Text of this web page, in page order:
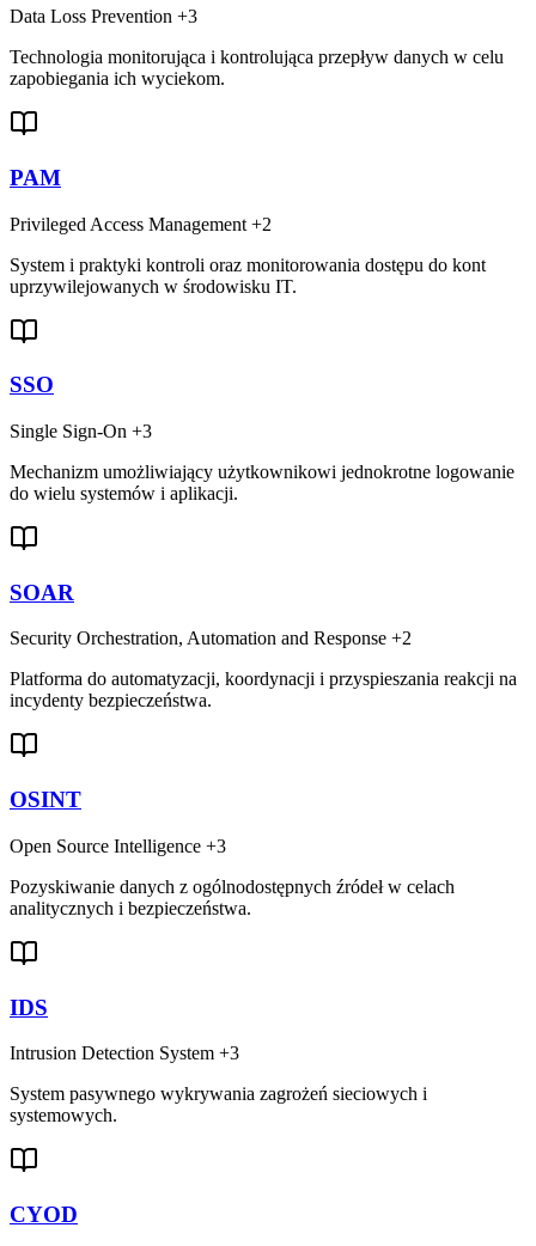
Data Loss Prevention +3
Technologia monitorująca i kontrolująca przepływ danych w celu
zapobiegania ich wyciekom.
PAM
Privileged Access Management +2
System i praktyki kontroli oraz monitorowania dostępu do kont
uprzywilejowanych w środowisku IT.
SSO
Single Sign-On +3
Mechanizm umożliwiający użytkownikowi jednokrotne logowanie
do wielu systemów i aplikacji.
SOAR
Security Orchestration, Automation and Response +2
Platforma do automatyzacji, koordynacji i przyspieszania reakcji na
incydenty bezpieczeństwa.
OSINT
Open Source Intelligence +3
Pozyskiwanie danych z ogólnodostępnych źródeł w celach
analitycznych i bezpieczeństwa.
IDS
Intrusion Detection System +3
System pasywnego wykrywania zagrożeń sieciowych i
systemowych.
CYOD